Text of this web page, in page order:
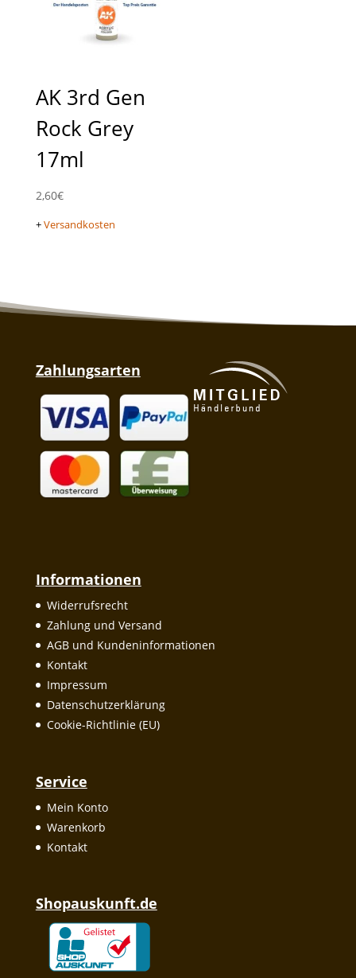
AK 3rd Gen
Rock Grey
17ml
2,60€
+Versandkosten
Zahlungsarten
Informationen
Widerrufsrecht
Zahlung und Versand
AGB und Kundeninformationen
Kontakt
Impressum
Datenschutzerklärung
Cookie-Richtlinie (EU)
Service
Mein Konto
Warenkorb
Kontakt
Shopauskunft.de